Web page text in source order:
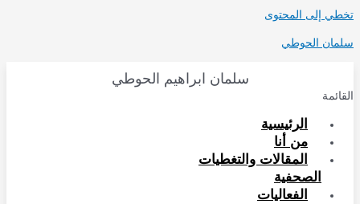
تخطي إلى المحتوى
سلمان الحوطي
سلمان ابراهيم الحوطي
القائمة
الرئيسية
من أنا
المقالات والتغطيات
الصحفية
الفعاليات